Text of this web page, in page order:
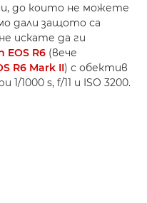
до които не можете
дали защото са
искате да ги
EOS R6 (вече
R6 Mark II) с обектив
1/1000 s, f/11 и ISO 3200.